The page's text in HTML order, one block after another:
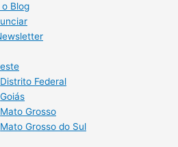
Blog
Distrito Federal
Goiás
Mato Grosso
Mato Grosso do Sul